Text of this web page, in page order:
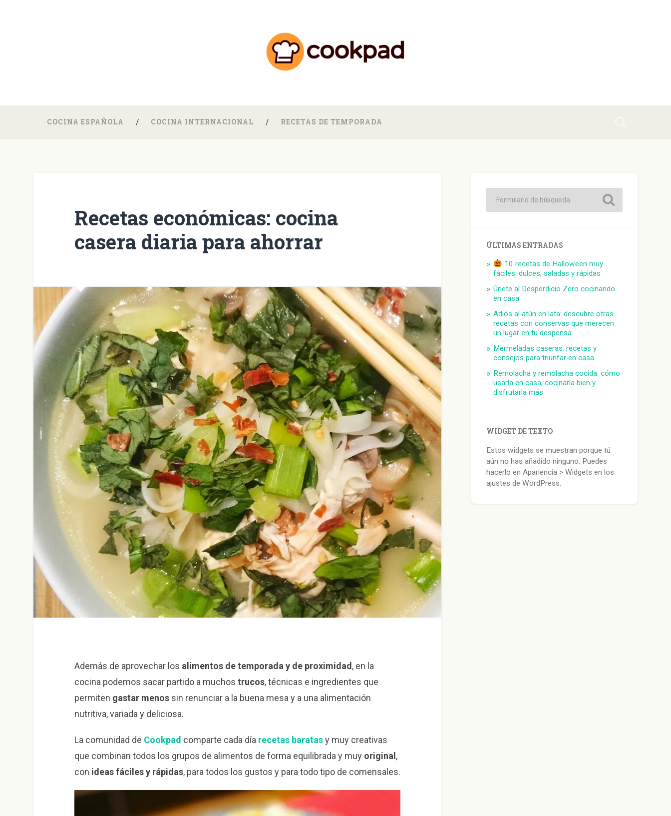
COCINA ESPAÑOLA COCINA INTERNACIONAL RECETAS DE TEMPORADA
Recetas económicas: cocina
casera diaria para ahorrar
Además de aprovechar los alimentos de temporada y de proximidad, en la
cocina podemos sacar partido a muchos trucos, técnicas e ingredientes que
permiten gastar menossin renunciar a la buena mesa y a una alimentación
nutritiva, variada y deliciosa.
La comunidad de Cookpad comparte cada día recetas baratasy muy creativas
que combinan todos los grupos de alimentos de forma equilibrada y muy original ,
con ideas fáciles y rápidas, para todos los gustos y para todo tipo de comensales.
ÚLTIMAS ENTRADAS
10 recetas de Halloween muy
fáciles: dulces, saladas y rápidas
Únete al Desperdicio Zero cocinando
en casa
Adiós al atún en lata: descubre otras
recetas con conservas que merecen
un lugar en tu despensa
Mermeladas caseras: recetas y
consejos para triunfar en casa
Remolacha y remolacha cocida: cómo
usarla en casa, cocinarla bien y
disfrutarla más
WIDGET DE TEXTO
Estos widgets se muestran porque tú
aún no has añadido ninguno. Puedes
hacerlo en Apariencia > Widgets en los
ajustes de WordPress.